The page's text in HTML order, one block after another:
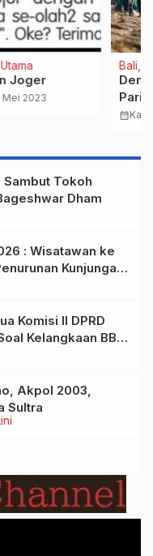
Ekonomi
Menjaga
Bali : BI Bali
Sambut Tokoh
Dham
: Wisatawan ke
Kunjungan
Komisi II DPRD
Kelangkaan BBM
Akpol 2003,
Sultra